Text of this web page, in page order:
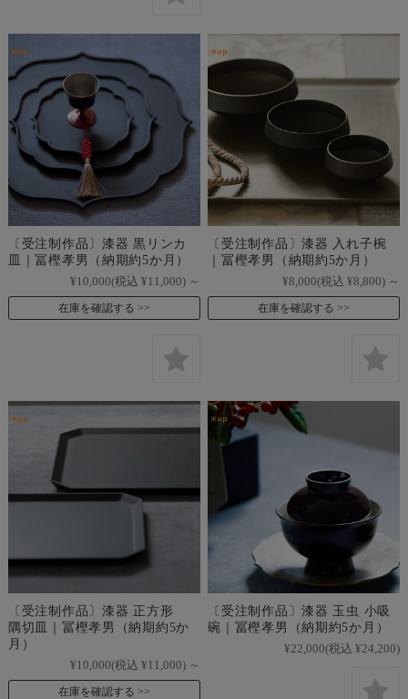
〔受注制作品〕漆器 黒リンカ
皿｜冨樫孝男（納期約5か月）
¥10,000(税込 ¥11,000) ～
在庫を確認する
〔受注制作品〕漆器 入れ子椀
｜冨樫孝男（納期約5か月）
¥8,000(税込 ¥8,800) ～
在庫を確認する
〔受注制作品〕漆器 正方形
隅切皿｜冨樫孝男（納期約5か
月）
¥10,000(税込 ¥11,000) ～
在庫を確認する
〔受注制作品〕漆器 玉虫 小吸
碗｜冨樫孝男（納期約5か月）
¥22,000(税込 ¥24,200)